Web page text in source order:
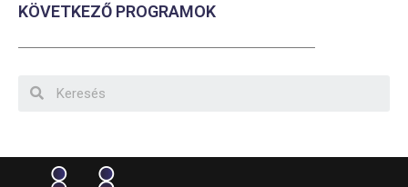
KÖVETKEZŐ PROGRAMOK